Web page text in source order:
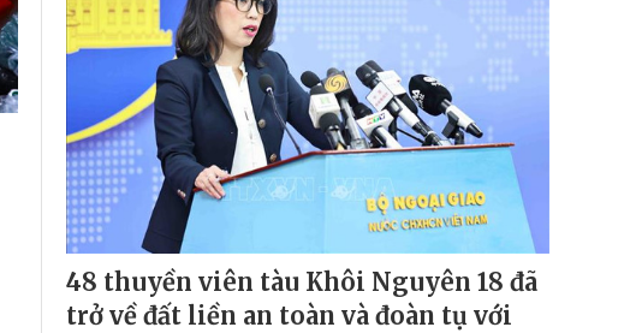
48 thuyền viên tàu Khôi Nguyên 18 đã
trở về đất liền an toàn và đoàn tụ với